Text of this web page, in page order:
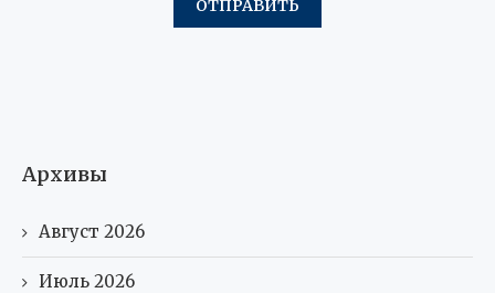
Архивы
Август 2026
Июль 2026